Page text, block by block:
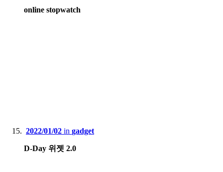
online stopwatch
2022/01/02 in gadget
D-Day 위젯 2.0